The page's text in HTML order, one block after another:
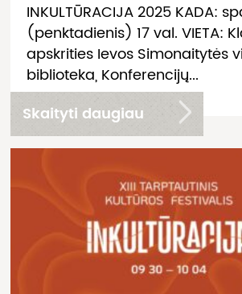
INKULTŪRACIJA 2025 KADA:
(penktadienis) 17 val. VIETA:
apskrities Ievos Simonaitytės
biblioteka, Konferencijų...
Skaityti daugiau